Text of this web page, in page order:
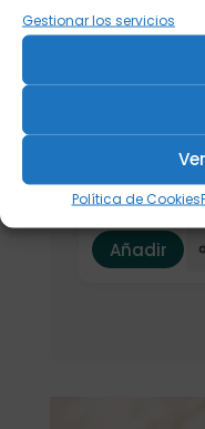
Gestionar los servicios
Política de Cookies
Termo
Mii 600ml.
29,90€
Añadir